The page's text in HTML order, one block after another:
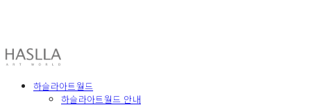
하슬라아트월드
하슬라아트월드 안내